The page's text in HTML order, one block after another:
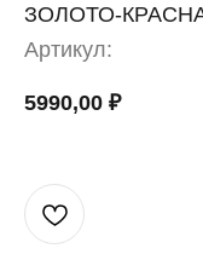
ЗОЛОТО-
Артикул:
5990,00 ₽